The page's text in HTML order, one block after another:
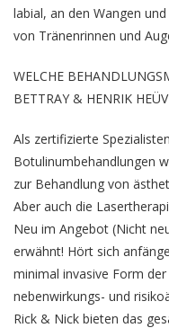
labial, an den Wangen
von Tränenrinnen und
WELCHE
BETTRAY & HENRIK
Als zertifizierte
Botulinumbehandlungen
zur Behandlung von
Aber auch die
Neu im Angebot (Nicht
erwähnt! Hört sich
minimal invasive Form
nebenwirkungs- und
Rick & Nick bieten das